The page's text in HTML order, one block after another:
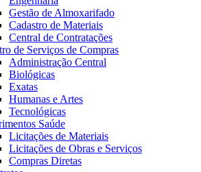
Gestão de Almoxarifado
Cadastro de Materiais
Central de Contratações
de Serviços de Compras
Administração Central
Biológicas
Exatas
Humanas e Artes
Tecnológicas
Saúde
Licitações de Materiais
Licitações de Obras e Serviços
Compras Diretas